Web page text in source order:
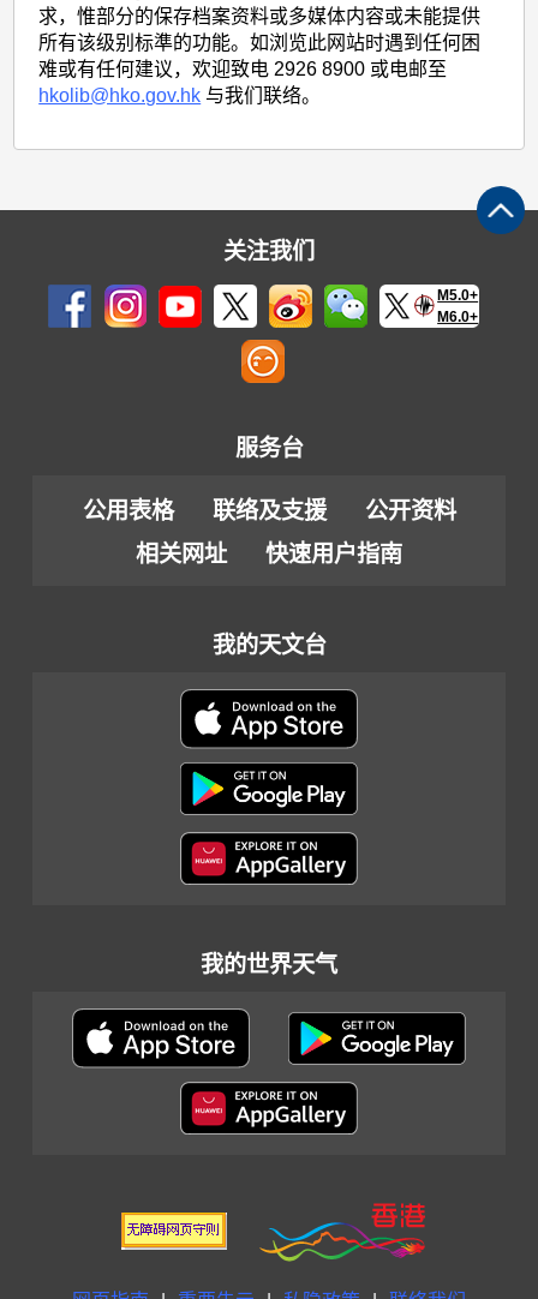
求，惟部分的保存档案资料或多媒体内容或未能提供
所有该级别标準的功能。如浏览此网站时遇到任何困
难或有任何建议，欢迎致电 2926 8900 或电邮至
hkolib@hko.gov.hk 与我们联络。
关注我们
M5.0+
M6.0+
服务台
公用表格 联络及支援
公开资料
相关网址
快速用户指南
我的天文台
我的世界天气